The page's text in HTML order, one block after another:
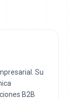
Su
B2B